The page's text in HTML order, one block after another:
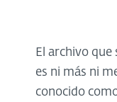
El archivo
es ni más ni
conocido